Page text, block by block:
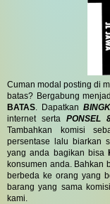
Cuman modal posting di
batas? Bergabung
BATAS. Dapatkan
internet serta PONSEL
Tambahkan komisi
persentase lalu biarkan
yang anda bagikan bisa
konsumen anda. Bahkan
berbeda ke orang yang
barang yang sama
kami.